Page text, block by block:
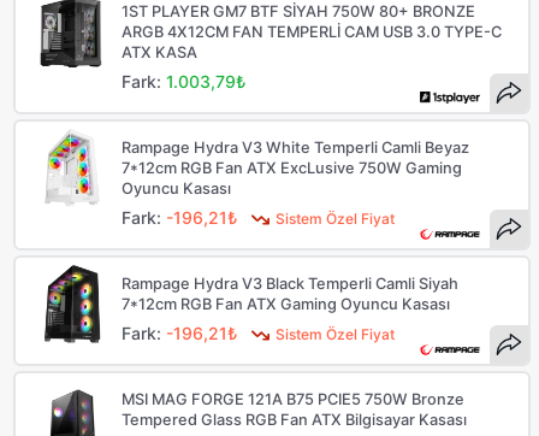
1ST PLAYER GM7 BTF SİYAH 750W 80+ BRONZE
ARGB 4X12CM FAN TEMPERLİ CAM USB 3.0 TYPE-C
ATX KASA
Fark:1.003,79₺
Sistem Özel Fiyat
Rampage Hydra V3 White Temperli Camli Beyaz
7*12cm RGB Fan ATX ExcLusive 750W Gaming
Oyuncu Kasası
Fark: -196,21₺
Sistem Özel Fiyat
Rampage Hydra V3 Black Temperli Camli Siyah
7*12cm RGB Fan ATX Gaming Oyuncu Kasası
Fark: -196,21₺
MSI MAG FORGE 121A B75 PCIE5 750W Bronze
Tempered Glass RGB Fan ATX Bilgisayar Kasası